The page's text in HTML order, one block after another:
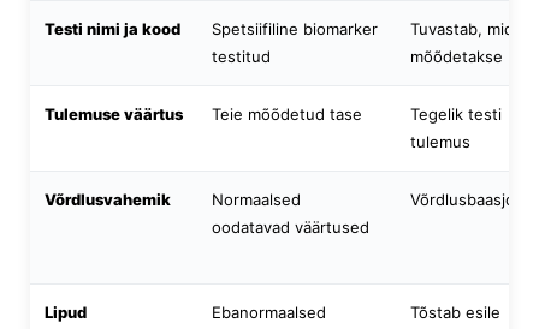
Testi nimi ja kood
Spetsiifiline biomarker
testitud
Tuvastab, mida
mõõdetakse
Tulemuse väärtus Teie mõõdetud tase
Tegelik testi
tulemus
Võrdlusvahemik
Normaalsed
oodatavad väärtused
Võrdlusbaasjoon
Lipud
Ebanormaalsed
Tõstab esile